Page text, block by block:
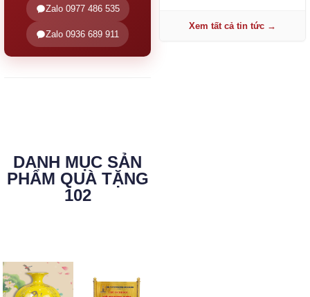
Zalo 0977 486 535
Zalo 0936 689 911
DANH MỤC SẢN
PHẨM QUÀ TẶNG
102
Xem tất cả tin tức →